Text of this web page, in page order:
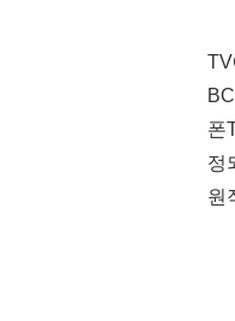
폰
정
원